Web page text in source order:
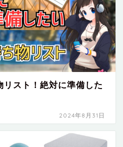
リスト！絶対に準備した
2024年8月31日